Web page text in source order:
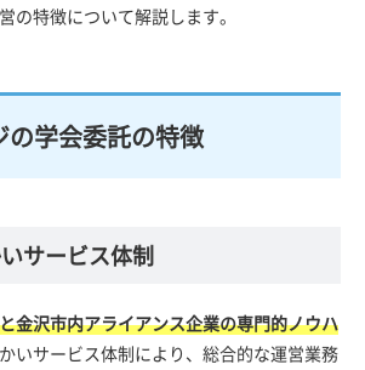
の特徴について解説します。
の学会委託の特徴
サービス体制
金沢市内アライアンス企業の専門的ノウハ
いサービス体制により、総合的な運営業務